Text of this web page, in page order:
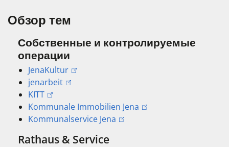
Обзор тем
Собственные и контролируемые
операции
JenaKultur
jenarbeit
KITT
Kommunale Immobilien Jena
Kommunalservice Jena
Rathaus & Service